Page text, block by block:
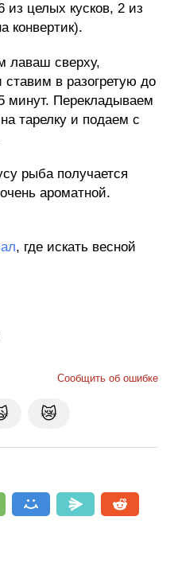
из целых кусков, 2 из
конвертик).
лаваш сверху,
в разогретую до
минут. Перекладываем
тарелку и подаем с
рыба получается
ароматной.
, где искать весной
Сообщить об ошибке
😿